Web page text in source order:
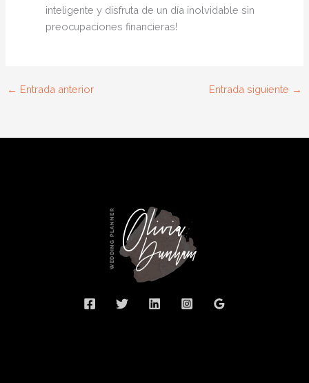
inteligente y disfruta de un día inolvidable sin
preocupaciones financieras!
← Entrada anterior Entrada siguiente →